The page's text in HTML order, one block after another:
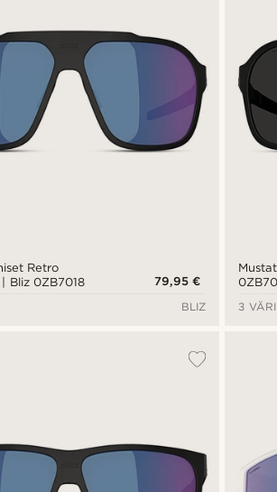
Retro
Bliz 0ZB7018
79,95 €
BLIZ
3